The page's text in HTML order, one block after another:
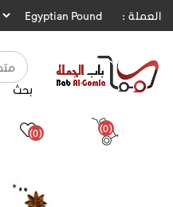
العملة :
بحث
(0) (0)